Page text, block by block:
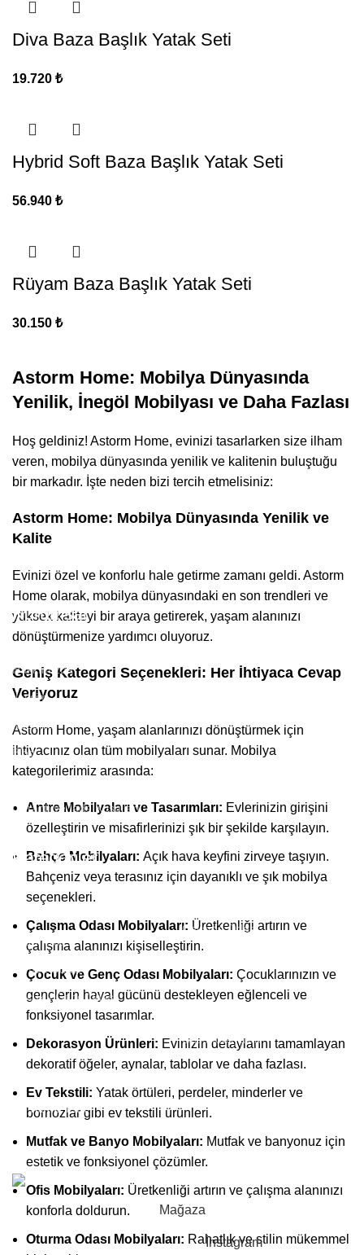
Diva Baza Başlık Yatak Seti
19.720 ₺
Hybrid Soft Baza Başlık Yatak Seti
56.940 ₺
Rüyam Baza Başlık Yatak Seti
30.150 ₺
Astorm Home: Mobilya Dünyasında
Yenilik, İnegöl Mobilyası ve Daha Fazlası
Hoş geldiniz! Astorm Home, evinizi tasarlarken size ilham
veren, mobilya dünyasında yenilik ve kalitenin buluştuğu
bir markadır. İşte neden bizi tercih etmelisiniz:
Astorm Home: Mobilya Dünyasında Yenilik ve
Kalite
Evinizi özel ve konforlu hale getirme zamanı geldi. Astorm
Home olarak, mobilya dünyasındaki en son trendleri ve
yüksek kaliteyi bir araya getirerek, yaşam alanınızı
dönüştürmenize yardımcı oluyoruz.
Geniş Kategori Seçenekleri: Her İhtiyaca Cevap
Veriyoruz
Astorm Home, yaşam alanlarınızı dönüştürmek için
ihtiyacınız olan tüm mobilyaları sunar. Mobilya
kategorilerimiz arasında:
Antre Mobilyaları ve Tasarımları: Evlerinizin girişini
özelleştirin ve misafirlerinizi şık bir şekilde karşılayın.
Bahçe Mobilyaları: Açık hava keyfini zirveye taşıyın.
Bahçeniz veya terasınız için dayanıklı ve şık mobilya
seçenekleri.
Çalışma Odası Mobilyaları: Üretkenliği artırın ve
çalışma alanınızı kişiselleştirin.
Çocuk ve Genç Odası Mobilyaları: Çocuklarınızın ve
gençlerin hayal gücünü destekleyen eğlenceli ve
fonksiyonel tasarımlar.
Dekorasyon Ürünleri: Evinizin detaylarını tamamlayan
dekoratif öğeler, aynalar, tablolar ve daha fazlası.
Ev Tekstili: Yatak örtüleri, perdeler, minderler ve
bornozlar gibi ev tekstili ürünleri.
Mutfak ve Banyo Mobilyaları: Mutfak ve banyonuz için
estetik ve fonksiyonel çözümler.
Ofis Mobilyaları: Üretkenliği artırın ve çalışma alanınızı
konforla doldurun.
Oturma Odası Mobilyaları: Rahatlık ve stilin mükemmel
Kurumsal
Hakkımızda
İletişim
Kuponlar
Blog
Gizlilik Politikası
Garanti ve İade Koşulları
Kategoriler
Yatak Odası
Yemek Odası
Çocuk - Genç Odası
Bahçe
Çalışma Odası
Mutfak - Banyo
Ofis Mobilyaları
Takip Et :
2023-2024 CREATED BY |Astorm Home Design| Tüm Hakları
Saklıdır. |En Soft | Tarafından Yapıldı.
Mağaza
İnstagram